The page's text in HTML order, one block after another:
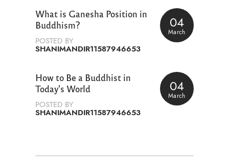
04
March
What is Ganesha Position in
Buddhism?
POSTED BY
SHANIMANDIR11587946653
04
March
How to Be a Buddhist in
Today’s World
POSTED BY
SHANIMANDIR11587946653